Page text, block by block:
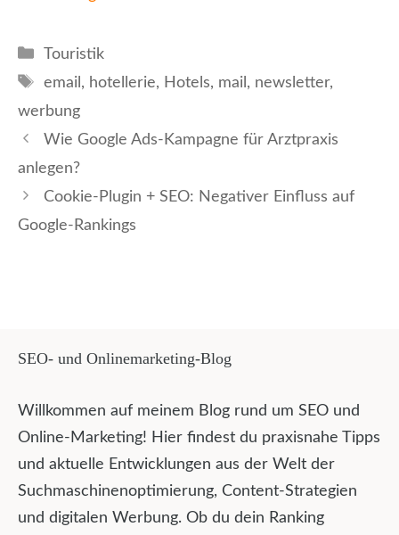
Kategorien
Touristik
Schlagwörter
email , hotellerie, Hotels, mail , newsletter,
werbung
Wie Google Ads-Kampagne für Arztpraxis
anlegen?
Cookie-Plugin + SEO: Negativer Einfluss auf
Google-Rankings
SEO- und Onlinemarketing-Blog
Willkommen auf meinem Blog rund um SEO und
Online-Marketing! Hier findest du praxisnahe Tipps
und aktuelle Entwicklungen aus der Welt der
Suchmaschinenoptimierung, Content-Strategien
und digitalen Werbung. Ob du dein Ranking